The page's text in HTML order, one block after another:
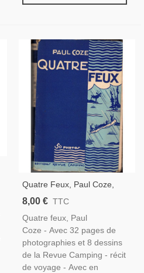
Quatre Feux, Paul Coze,
1935 -, Far West, Tribus
Scouts, Camping,
8,00 € TTC
Quatre feux, Paul
Coze - Avec 32 pages de
photographies et 8 dessins
de la Revue Camping - récit
de voyage - Avec en